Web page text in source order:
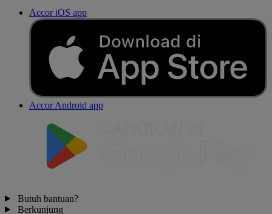
Accor iOS app
Accor Android app
Butuh bantuan?
Berkunjung